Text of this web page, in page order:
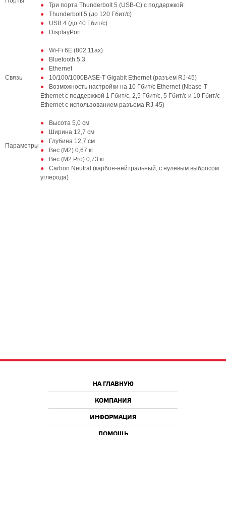
Три порта Thunderbolt 5 (USB-C) с поддержкой:
Thunderbolt 5 (до 120 Гбит/с)
USB 4 (до 40 Гбит/с)
DisplayPort
Связь
Wi-Fi 6E (802.11ax)
Bluetooth 5.3
Ethernet
10/100/1000BASE-T Gigabit Ethernet (разъем RJ-45)
Возможность настройки на 10 Гбит/с Ethernet (Nbase-T
Ethernet с поддержкой 1 Гбит/с, 2,5 Гбит/с, 5 Гбит/с и 10 Гбит/с
Ethernet с использованием разъема RJ-45)
Параметры
Высота 5,0 см
Ширина 12,7 см
Глубина 12,7 см
Вес (M2) 0,67 кг
Вес (M2 Pro) 0,73 кг
Carbon Neutral (карбон-нейтральный, с нулевым выбросом
углерода)
НА ГЛАВНУЮ
КОМПАНИЯ
ИНФОРМАЦИЯ
ПОМОЩЬ